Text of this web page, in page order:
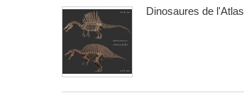
Dinosaures de l'Atlas